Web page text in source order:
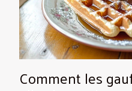
Comment les